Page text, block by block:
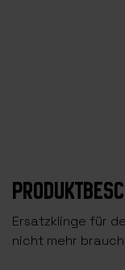
Ersatzklinge für
nicht mehr